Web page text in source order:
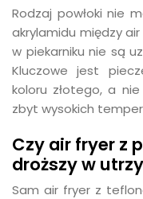
Rodzaj powłoki nie
akrylamidu między
w piekarniku nie są
Kluczowe jest
koloru złotego, a
zbyt wysokich
Czy air fryer z
droższy w
Sam air fryer z